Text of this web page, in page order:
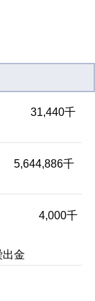
千
千
千
金